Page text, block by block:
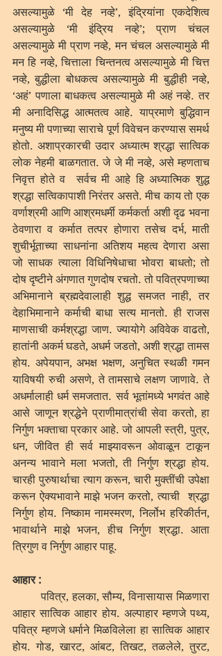
असल्यामुळे ‘मी देह नव्हे’, इंद्रियांना एकदेशित्व
असल्यामुळे ‘मी इंद्रिय नव्हे’; प्राण चंचल
असल्यामुळे मी प्राण नव्हे, मन चंचल असल्यामुळे मी
मन हि नव्हे, चित्ताला चिन्तनत्व असल्यामुळे मी चित्त
नव्हे, बुद्धीला बोधकत्व असल्यामुळे मी बुद्धीही नव्हे,
‘अहं’ पणाला बाधकत्व असल्यामुळे मी अहं नव्हे. तर
मी अनादिसिद्ध आत्मतत्व आहे. याप्रमाणे बुद्धिवान
मनुष्य मी पणाच्या साराचे पूर्ण विवेचन करण्यास समर्थ
होतो. अशाप्रकारची उदार अध्यात्म श्रद्धा सात्विक
लोक नेहमी बाळगतात. जे जे मी नव्हे, असे म्हणताच
निवृत्त होते व  सर्वच मी आहे हि अध्यात्मिक शुद्ध
श्रद्धा सत्विकापाशी निरंतर असते. मीच काय तो एक
वर्णाश्रमी आणि आश्रमधर्मी कर्मकर्ता अशी दृढ भवना
ठेवणारा व कर्मात तत्पर होणारा तसेच दर्भ, माती
शुचीर्भूताच्या साधनांना अतिशय महत्व देणारा असा
जो साधक त्याला विधिनिषेधाचा भोवरा बाधतो; तो
दोष दृष्टीने अंगणात गुणदोष रचतो. तो पवित्रपणाच्या
अभिमानाने ब्रह्मदेवालाही शुद्ध समजत नाही, तर
देहाभिमानाने कर्माची बाधा सत्य मानतो. ही राजस
माणसाची कर्मश्रद्धा जाण. ज्यायोगे अविवेक वाढतो,
हातांनी अकर्म घडते, अधर्म जडतो, अशी श्रद्धा तामस
होय. अपेयपान, अभक्ष भक्षण, अनुचित स्थळी गमन
याविषयी रुची असणे, ते तामसाचे लक्षण जाणावे. ते
अधर्मालाही धर्म समजतात. सर्व भूतांमध्ये भगवंत आहे
आसे जाणून श्रद्धेने प्राणीमात्रांची सेवा करतो, हा
निर्गुण भक्ताचा प्रकार आहे. जो आपली स्त्री, पुत्र,
धन, जीवित ही सर्व माझ्यावरून ओवाळून टाकून
अनन्य भावाने मला भजतो, ती निर्गुण श्रद्धा होय.
चारही पुरुषार्थाचा त्याग करून, चारी मुक्तींची उपेक्षा
करून ऐक्यभावाने माझे भजन करतो, त्याची  श्रद्धा
निर्गुण होय. निष्काम नामस्मरण, निर्लोभ हरिकीर्तन,
भावार्थाने माझे भजन, हीच निर्गुण श्रद्धा. आता
त्रिगुण व निर्गुण आहार पाहू.
आहार :
	पवित्र, हलका, सौम्य, विनासायास मिळणारा
आहार सात्विक आहार होय. अल्पाहार म्हणजे पथ्य,
पवित्र म्हणजे धर्माने मिळविलेला हा सात्विक आहार
होय. गोड, खारट, आंबट, तिखट, तळलेले, तुरट,